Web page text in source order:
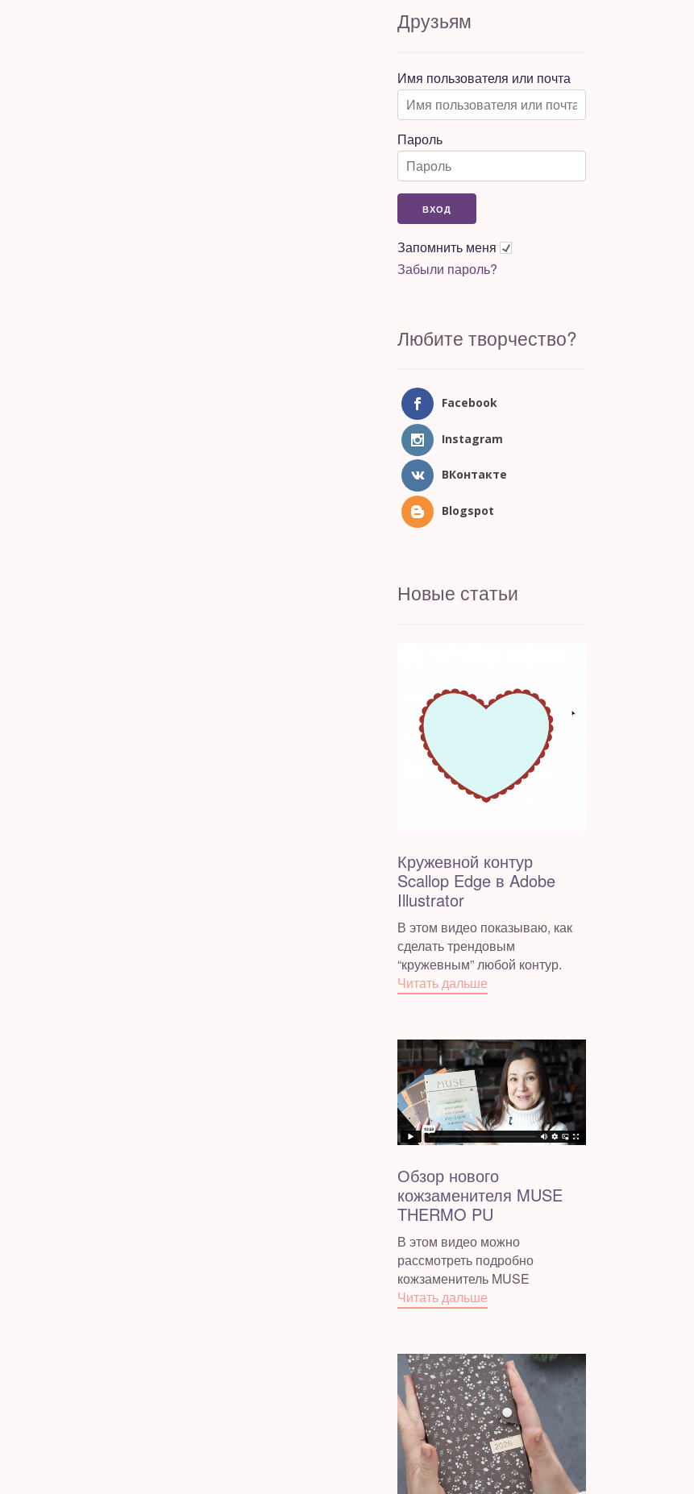
Друзьям
Имя пользователя или почта
Пароль
Запомнить меня
Забыли пароль?
Любите творчество?
Facebook
Instagram
ВКонтакте
Blogspot
Новые статьи
Кружевной контур
Scallop Edge в Adobe
Illustrator
В этом видео показываю, как
сделать трендовым
“кружевным” любой контур.
Читать дальше
Обзор нового
кожзаменителя MUSE
THERMO PU
В этом видео можно
рассмотреть подробно
кожзаменитель MUSE
Читать дальше